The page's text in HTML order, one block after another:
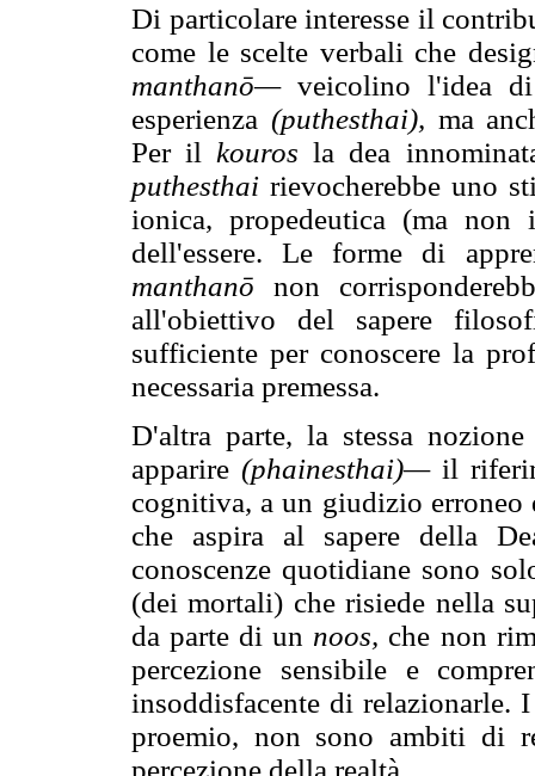
Di particolare interesse il
come le scelte verbali che
manthanō—veicolino l'idea di
esperienza (puthesthai), ma
Per il kouros la dea
puthesthai rievocherebbe uno
ionica, propedeutica (ma non
dell'essere. Le forme di
manthanō non
all'obiettivo del sapere
sufficiente per conoscere la
necessaria premessa.
D'altra parte, la stessa
apparire (phainesthai)—il
cognitiva, a un giudizio
che aspira al sapere della
conoscenze quotidiane sono
(dei mortali) che risiede nella
da parte di un noos, che non
percezione sensibile e
insoddisfacente di relazionarle.
proemio, non sono ambiti di